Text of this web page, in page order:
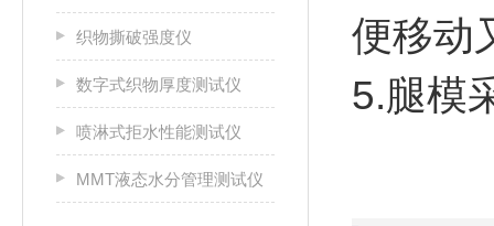
织物撕破强度仪
数字式织物厚度测试仪
喷淋式拒水性能测试仪
MMT液态水分管理测试仪
便移动
5.腿模